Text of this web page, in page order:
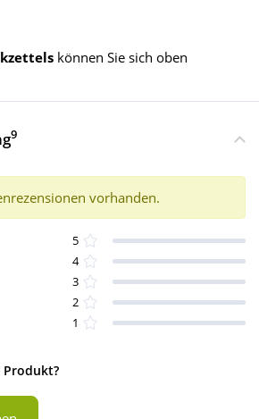
können Sie sich oben
9
vorhanden.
5
4
3
2
1
Produkt?